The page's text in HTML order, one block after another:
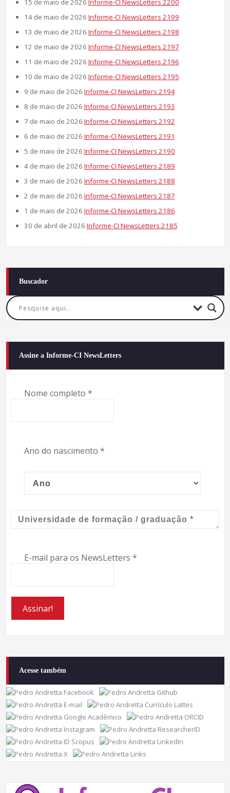
15 de maio de 2026 Informe-CI NewsLetters 2200
14 de maio de 2026 Informe-CI NewsLetters 2199
13 de maio de 2026 Informe-CI NewsLetters 2198
12 de maio de 2026 Informe-CI NewsLetters 2197
11 de maio de 2026 Informe-CI NewsLetters 2196
10 de maio de 2026 Informe-CI NewsLetters 2195
9 de maio de 2026 Informe-CI NewsLetters 2194
8 de maio de 2026 Informe-CI NewsLetters 2193
7 de maio de 2026 Informe-CI NewsLetters 2192
6 de maio de 2026 Informe-CI NewsLetters 2191
5 de maio de 2026 Informe-CI NewsLetters 2190
4 de maio de 2026 Informe-CI NewsLetters 2189
3 de maio de 2026 Informe-CI NewsLetters 2188
2 de maio de 2026 Informe-CI NewsLetters 2187
1 de maio de 2026 Informe-CI NewsLetters 2186
30 de abril de 2026 Informe-CI NewsLetters 2185
Buscador
Assine a Informe-CI NewsLetters
Nome completo *
Ano do nascimento *
E-mail para os NewsLetters *
Acesse também